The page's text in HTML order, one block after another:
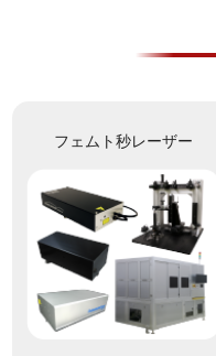
フェムト秒レーザー